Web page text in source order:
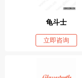
龟斗士
立即咨询